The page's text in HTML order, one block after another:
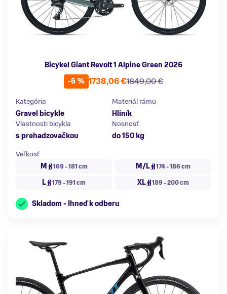
Bicykel Giant Revolt 1 Alpine Green 2026
-6 %
1849,00 €
1738,06 €
Kategória
Gravel bicykle
Materiál rámu
Hliník
Vlastnosti bicykla
s prehadzovačkou
Nosnosť
do 150 kg
Veľkosť
M
169 - 181 cm M/L 174 - 186 cm
L 179 - 191 cm XL 189 - 200 cm
Skladom - Ihneď k odberu